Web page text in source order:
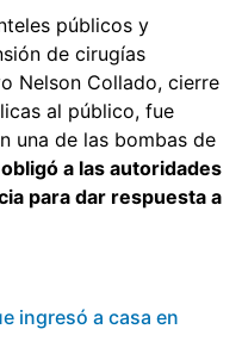
públicos y
de cirugías
Nelson Collado, cierre
al público, fue
una de las bombas de
a las autoridades
para dar respuesta a
ingresó a casa en